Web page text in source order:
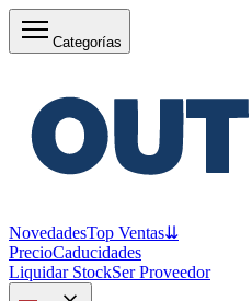
Categorías
NovedadesTop Ventas⇊
PrecioCaducidades
Liquidar StockSer Proveedor